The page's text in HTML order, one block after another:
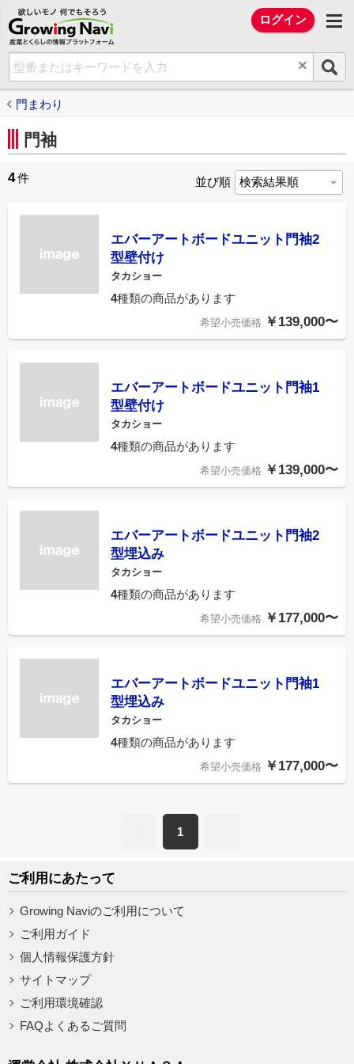
欲しいモノ 何でもそろう Growing Navi（
ログイン
×
門まわり
門袖
4件 並び順
エバーアートボードユニット門袖2
型壁付け
タカショー
4種類の商品があります
希望小売価格 ￥139,000〜
エバーアートボードユニット門袖1
型壁付け
タカショー
4種類の商品があります
希望小売価格 ￥139,000〜
エバーアートボードユニット門袖2
型埋込み
タカショー
4種類の商品があります
希望小売価格 ￥177,000〜
エバーアートボードユニット門袖1
型埋込み
タカショー
4種類の商品があります
希望小売価格 ￥177,000〜
1
ご利用にあたって
Growing Naviのご利用について
ご利用ガイド
個人情報保護方針
サイトマップ
ご利用環境確認
FAQよくあるご質問